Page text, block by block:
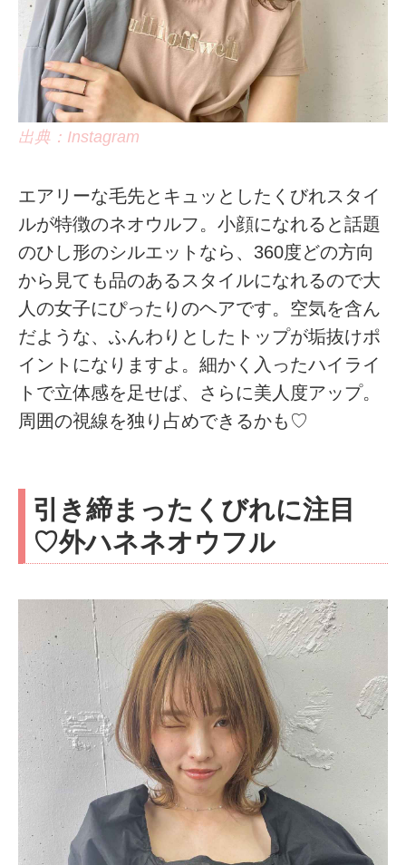
出典：Instagram
エアリーな毛先とキュッとしたくびれスタイ
ルが特徴のネオウルフ。小顔になれると話題
のひし形のシルエットなら、360度どの方向
から見ても品のあるスタイルになれるので大
人の女子にぴったりのヘアです。空気を含ん
だような、ふんわりとしたトップが垢抜けポ
イントになりますよ。細かく入ったハイライ
トで立体感を足せば、さらに美人度アップ。
周囲の視線を独り占めできるかも♡
引き締まったくびれに注目
♡外ハネネオウフル